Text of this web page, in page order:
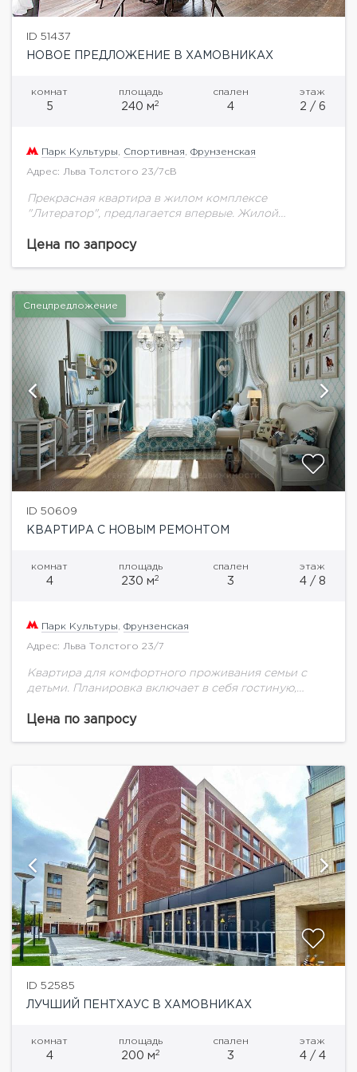
ID 51437
НОВОЕ ПРЕДЛОЖЕНИЕ В ХАМОВНИКАХ
комнат
5
площадь
240 м2
спален
4
этаж
2 / 6
Парк Культуры Спортивная Фрунзенская
Адрес: Льва Толстого 23/7сB
Прекрасная квартира в жилом комплексе
"Литератор", предлагается впервые. Жилой
паркингом, просторный двор для прогулок, двор
Цена по запросу
Спецпредложение
ID 50609
КВАРТИРА С НОВЫМ РЕМОНТОМ
комнат
4
площадь
230 м2
спален
3
этаж
4 / 8
Парк Культуры Фрунзенская
Адрес: Льва Толстого 23/7
Квартира для комфортного проживания семьи с
детьми. Планировка включает в себя гостиную,
есть гардеробные.Жилой комплекс премиум класса,
Цена по запросу
ID 52585
ЛУЧШИЙ ПЕНТХАУС В ХАМОВНИКАХ
комнат
4
площадь
200 м2
спален
3
этаж
4 / 4